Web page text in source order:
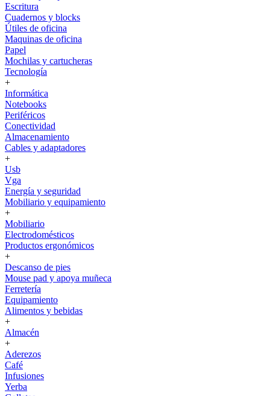
Escritura
Cuadernos y blocks
Útiles de oficina
Maquinas de oficina
Papel
Mochilas y cartucheras
Tecnología
+
Informática
Notebooks
Periféricos
Conectividad
Almacenamiento
Cables y adaptadores
+
Usb
Vga
Energía y seguridad
Mobiliario y equipamiento
+
Mobiliario
Electrodomésticos
Productos ergonómicos
+
Descanso de pies
Mouse pad y apoya muñeca
Ferretería
Equipamiento
Alimentos y bebidas
+
Almacén
+
Aderezos
Café
Infusiones
Yerba